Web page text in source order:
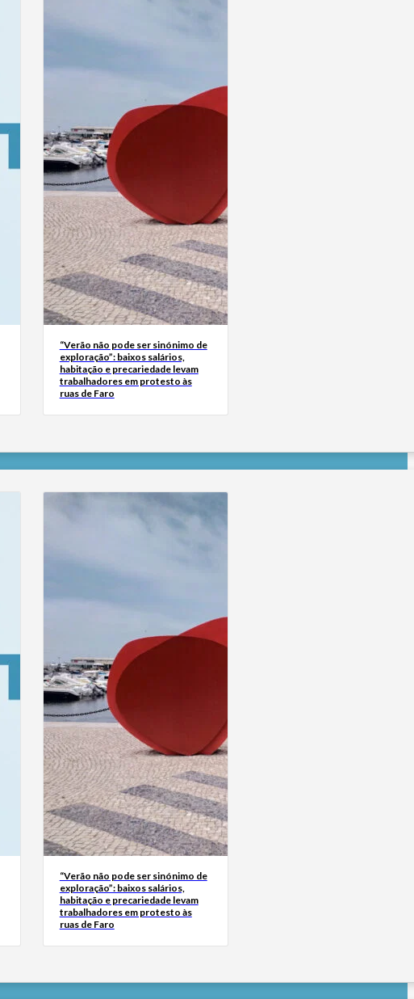
“Verão não pode ser sinónimo de
exploração”: baixos salários,
habitação e precariedade levam
trabalhadores em protesto às
ruas de Faro
“Verão não pode ser sinónimo de
exploração”: baixos salários,
habitação e precariedade levam
trabalhadores em protesto às
ruas de Faro